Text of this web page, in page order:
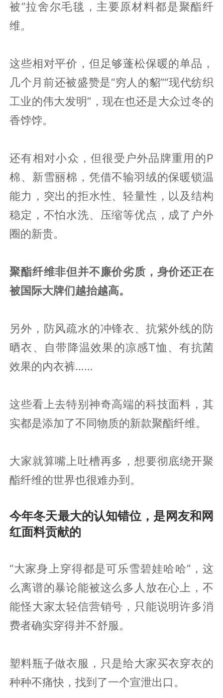
被”拉舍尔毛毯，主要原材料都是聚酯纤
维。
这些相对平价，但足够蓬松保暖的单品，
几个月前还被盛赞是“穷人的貂”“现代纺织
工业的伟大发明”，现在也还是大众过冬的
香饽饽。
还有相对小众，但很受户外品牌重用的P
棉、新雪丽棉，凭借不输羽绒的保暖锁温
能力，突出的拒水性、轻量性，以及结构
稳定，不怕水洗、压缩等优点，成了户外
圈的新贵。
聚酯纤维非但并不廉价劣质，身价还正在
被国际大牌们越抬越高。
另外，防风疏水的冲锋衣、抗紫外线的防
晒衣、自带降温效果的凉感T恤、有抗菌
效果的内衣裤……
这些看上去特别神奇高端的科技面料，其
实都是添加了不同物质的新款聚酯纤维。
大家就算嘴上吐槽再多，想要彻底绕开聚
酯纤维的世界也很难办到。
今年冬天最大的认知错位，是网友和网
红面料贡献的
“大家身上穿得都是可乐雪碧娃哈哈”，这
么离谱的暴论能被这么多人放在心上，不
能怪大家太轻信营销号，只能说明许多消
费者确实穿得并不舒服。
塑料瓶子做衣服，只是给大家买衣穿衣的
种种不痛快，找到了一个宣泄出口。